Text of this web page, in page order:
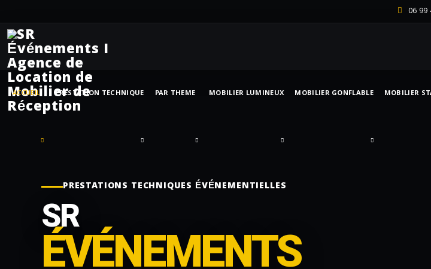
06 99
ACCUEIL PRESTATION TECHNIQUE PAR THEME MOBILIER LUMINEUX MOBILIER GONFLABLE MOBILIER
PRESTATIONS TECHNIQUES ÉVÉNEMENTIELLES
SR
ÉVÉNEMENTS